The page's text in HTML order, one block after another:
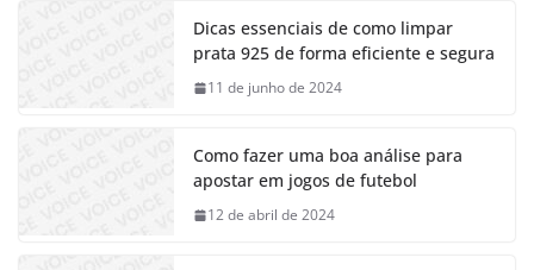
Dicas essenciais de como limpar
prata 925 de forma eficiente e segura
11 de junho de 2024
Como fazer uma boa análise para
apostar em jogos de futebol
12 de abril de 2024